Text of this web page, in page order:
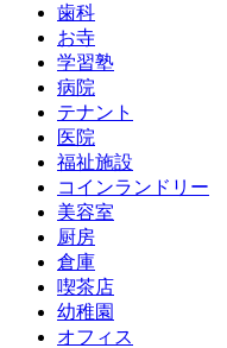
歯科
お寺
学習塾
病院
テナント
医院
福祉施設
コインランドリー
美容室
厨房
倉庫
喫茶店
幼稚園
オフィス